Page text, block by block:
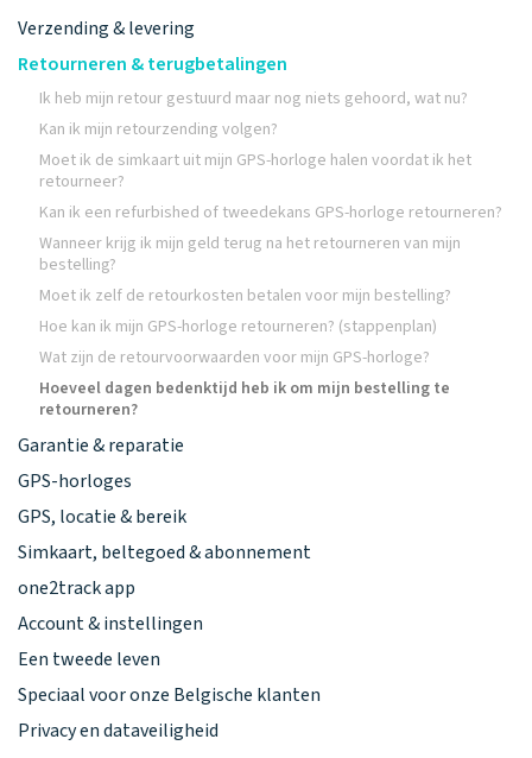
Verzending & levering
Retourneren & terugbetalingen
Ik heb mijn retour gestuurd maar nog niets gehoord, wat nu?
Kan ik mijn retourzending volgen?
Moet ik de simkaart uit mijn GPS-horloge halen voordat ik het
retourneer?
Kan ik een refurbished of tweedekans GPS-horloge retourneren?
Wanneer krijg ik mijn geld terug na het retourneren van mijn
bestelling?
Moet ik zelf de retourkosten betalen voor mijn bestelling?
Hoe kan ik mijn GPS-horloge retourneren? (stappenplan)
Wat zijn de retourvoorwaarden voor mijn GPS-horloge?
Hoeveel dagen bedenktijd heb ik om mijn bestelling te
retourneren?
Garantie & reparatie
GPS-horloges
GPS, locatie & bereik
Simkaart, beltegoed & abonnement
one2track app
Account & instellingen
Een tweede leven
Speciaal voor onze Belgische klanten
Privacy en dataveiligheid